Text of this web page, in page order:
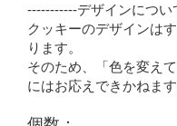
-----------デザインにつ
クッキーのデザインは
ります。
そのため、「色を変え
にはお応えできかねます